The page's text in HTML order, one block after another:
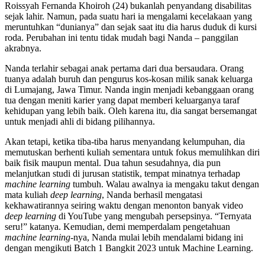
Roissyah Fernanda Khoiroh (24) bukanlah penyandang disabilitas
sejak lahir. Namun, pada suatu hari ia mengalami kecelakaan yang
meruntuhkan “dunianya” dan sejak saat itu dia harus duduk di kursi
roda. Perubahan ini tentu tidak mudah bagi Nanda – panggilan
akrabnya.
Nanda terlahir sebagai anak pertama dari dua bersaudara. Orang
tuanya adalah buruh dan pengurus kos-kosan milik sanak keluarga
di Lumajang, Jawa Timur. Nanda ingin menjadi kebanggaan orang
tua dengan meniti karier yang dapat memberi keluarganya taraf
kehidupan yang lebih baik. Oleh karena itu, dia sangat bersemangat
untuk menjadi ahli di bidang pilihannya.
Akan tetapi, ketika tiba-tiba harus menyandang kelumpuhan, dia
memutuskan berhenti kuliah sementara untuk fokus memulihkan diri
baik fisik maupun mental. Dua tahun sesudahnya, dia pun
melanjutkan studi di jurusan statistik, tempat minatnya terhadap
machine learning tumbuh. Walau awalnya ia mengaku takut dengan
mata kuliah deep learning, Nanda berhasil mengatasi
kekhawatirannya seiring waktu dengan menonton banyak video
deep learning di YouTube yang mengubah persepsinya. “Ternyata
seru!” katanya. Kemudian, demi memperdalam pengetahuan
machine learning-nya, Nanda mulai lebih mendalami bidang ini
dengan mengikuti Batch 1 Bangkit 2023 untuk Machine Learning.